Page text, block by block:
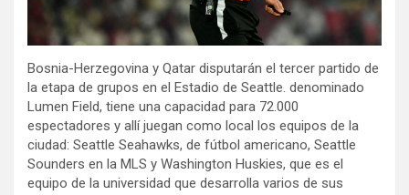
Bosnia-Herzegovina y Qatar disputarán el tercer partido de
la etapa de grupos en el Estadio de Seattle. denominado
Lumen Field, tiene una capacidad para 72.000
espectadores y allí juegan como local los equipos de la
ciudad: Seattle Seahawks, de fútbol americano, Seattle
Sounders en la MLS y Washington Huskies, que es el
equipo de la universidad que desarrolla varios de sus